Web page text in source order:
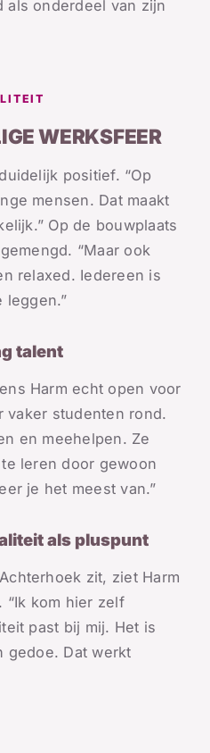
als onderdeel van zijn
WERKSFEER
positief. “Op
mensen. Dat maakt
Op de bouwplaats
“Maar ook
relaxed. Iedereen is
leggen.”
talent
Harm echt open voor
vaker studenten rond.
en meehelpen. Ze
leren door gewoon
je het meest van.”
als pluspunt
zit, ziet Harm
“Ik kom hier zelf
past bij mij. Het is
gedoe. Dat werkt